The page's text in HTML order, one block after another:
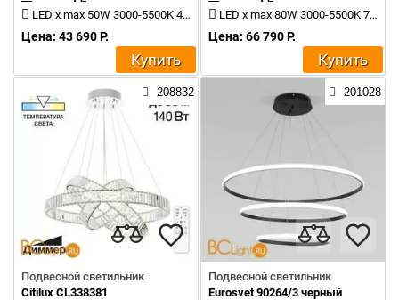
LED x max 50W 3000-5500K 4500Lm
Цена: 43 690 Р.
Купить
LED x max 80W 3000-5500K 7200Lm
Цена: 66 790 Р.
Купить
208832
Подвесной светильник
Citilux CL338381
201028
Подвесной светильник
Eurosvet 90264/3 черный